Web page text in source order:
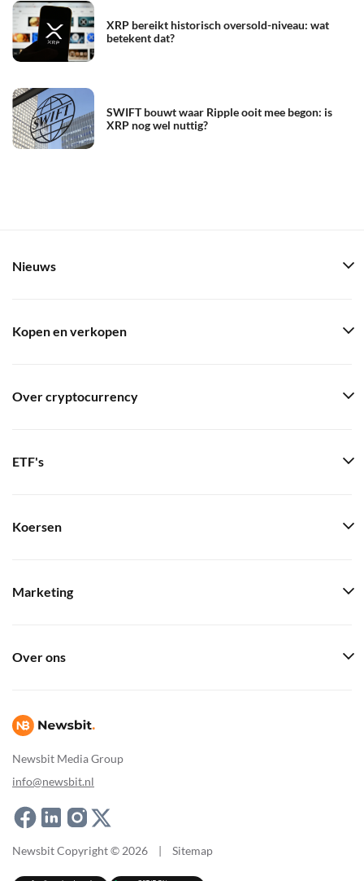
XRP bereikt historisch oversold-niveau: wat
betekent dat?
SWIFT bouwt waar Ripple ooit mee begon: is
XRP nog wel nuttig?
Newsbit Media Group
info@newsbit.nl
Nieuws
Kopen en verkopen
Over cryptocurrency
ETF's
Koersen
Marketing
Over ons
Newsbit Copyright © 2026 | Sitemap